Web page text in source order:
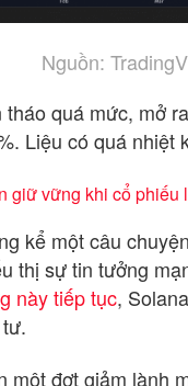
Nguồn:
quá mức, mở
Liệu có quá nhiệt
giữ vững khi cổ phiếu
kể một câu
thị sự tin tưởng
này tiếp tục,
một đợt giảm lành